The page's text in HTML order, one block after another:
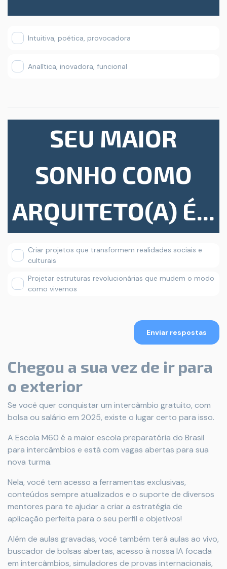
Intuitiva, poética, provocadora
Analítica, inovadora, funcional
SEU MAIOR
SONHO COMO
ARQUITETO(A) É...
Criar projetos que transformem realidades sociais e
culturais
Projetar estruturas revolucionárias que mudem o modo
como vivemos
Enviar respostas
Chegou a sua vez de ir para
o exterior
Se você quer conquistar um intercâmbio gratuito, com
bolsa ou salário em 2025, existe o lugar certo para isso.
A Escola M60 é a maior escola preparatória do Brasil
para intercâmbios e está com vagas abertas para sua
nova turma.
Nela, você tem acesso a ferramentas exclusivas,
conteúdos sempre atualizados e o suporte de diversos
mentores para te ajudar a criar a estratégia de
aplicação perfeita para o seu perfil e objetivos!
Além de aulas gravadas, você também terá aulas ao vivo,
buscador de bolsas abertas, acesso à nossa IA focada
em intercâmbios, simuladores de provas internacionais,